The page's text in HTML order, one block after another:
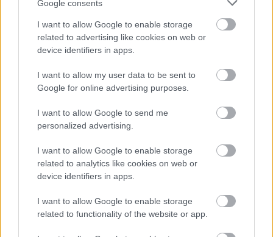
Google consents
I want to allow Google to enable storage
related to advertising like cookies on web or
device identifiers in apps.
I want to allow my user data to be sent to
Google for online advertising purposes.
I want to allow Google to send me
personalized advertising.
I want to allow Google to enable storage
related to analytics like cookies on web or
device identifiers in apps.
I want to allow Google to enable storage
related to functionality of the website or app.
Egy ritka bőrbetegségben szenvedő férfi
visszavág, miután egy virális fotón a
nevezte
KÖVETKEZŐ POSZT
Amit tudni érdemes, ha egy elhunyt
hamvait kapod meg